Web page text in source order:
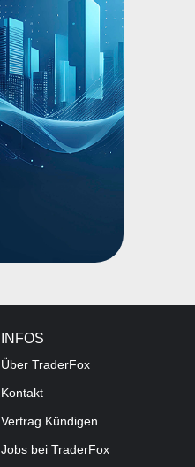
INFOS
Über TraderFox
Kontakt
Vertrag Kündigen
Jobs bei TraderFox